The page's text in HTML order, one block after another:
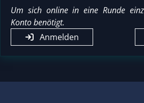
Um sich online in eine Runde
Konto benötigt.
Anmelden